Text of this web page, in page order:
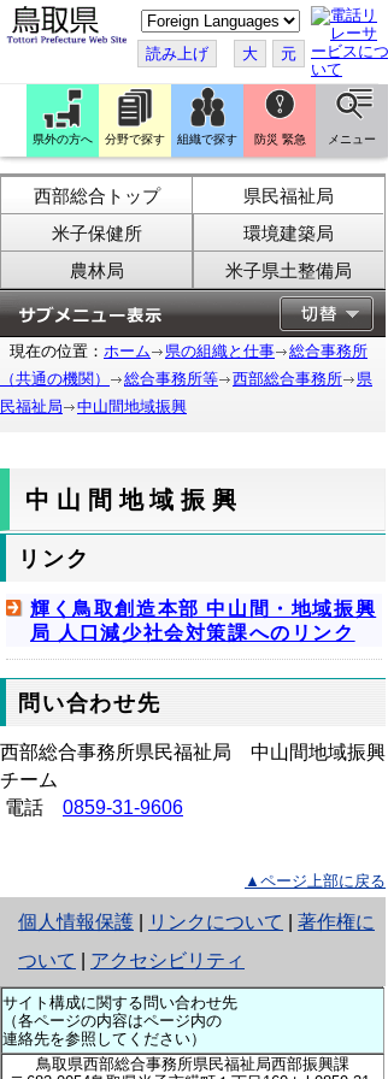
こ
の
ペ
ー
ジ
を
翻
訳
す
る
読み上げ 大 元
県外の方へ 分野で探す 組織で探す 防災 緊急 メニュー
西部総合トップ
県民福祉局
米子保健所
環境建築局
農林局
米子県土整備局
現在の位置： ホーム 県の組織と仕事
総合事務所
（共通の機関）
総合事務所等 西部総合事務所
県
民福祉局
中山間地域振興
中山間地域振興
リンク
輝く鳥取創造本部 中山間・地域振興
局 人口減少社会対策課へのリンク
問い合わせ先
西部総合事務所県民福祉局 中山間地域振興
チーム
電話 0859-31-9606
▲ページ上部に戻る
個人情報保護
と
り
ネ
ッ
ト
リンクについて
著作権に
ついて
アクセシビリティ
サイト構成に関する問い合わせ先
（各ページの内容はページ内の
連絡先を参照してください）
鳥取県西部総合事務所県民福祉局西部振興課